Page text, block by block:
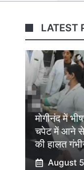
LATEST
मोगीनंद में
चपेट में आने से
की हालत
August